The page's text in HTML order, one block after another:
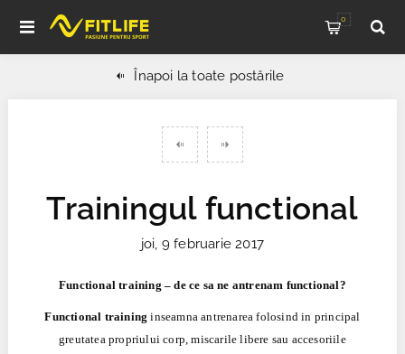
0
Înapoi la toate postările
Trainingul functional
joi, 9 februarie 2017
Functional training – de ce sa ne antrenam functional?
Functional training inseamna antrenarea folosind in principal
greutatea propriului corp, miscarile libere sau accesoriile